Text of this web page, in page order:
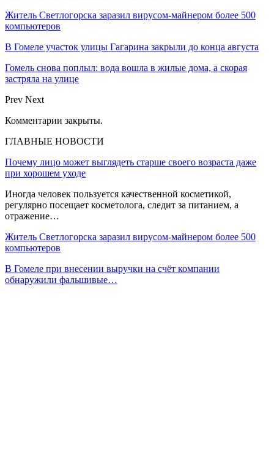
Житель Светлогорска заразил вирусом-майнером более 500
компьютеров
В Гомеле участок улицы Гагарина закрыли до конца августа
Гомель снова поплыл: вода вошла в жилые дома, а скорая
застряла на улице
Prev Next
Комментарии закрыты.
ГЛАВНЫЕ НОВОСТИ
Почему лицо может выглядеть старше своего возраста даже
при хорошем уходе
Иногда человек пользуется качественной косметикой,
регулярно посещает косметолога, следит за питанием, а
отражение…
Житель Светлогорска заразил вирусом-майнером более 500
компьютеров
В Гомеле при внесении выручки на счёт компании
обнаружили фальшивые…